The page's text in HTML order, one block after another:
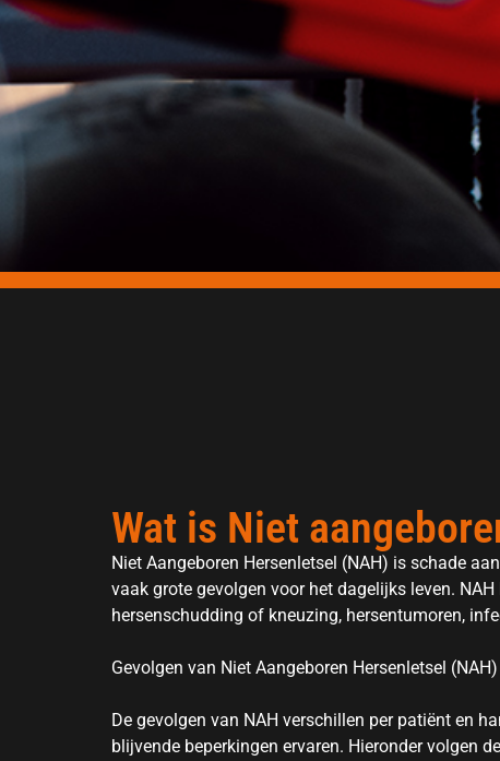
Wat is Niet
Niet Aangeboren Hersenletsel (NAH) is schade
vaak grote gevolgen voor het dagelijks leven.
hersenschudding of kneuzing, hersentumoren,
Gevolgen van Niet Aangeboren Hersenletsel (NAH)
De gevolgen van NAH verschillen per patiënt en
blijvende beperkingen ervaren. Hieronder volgen